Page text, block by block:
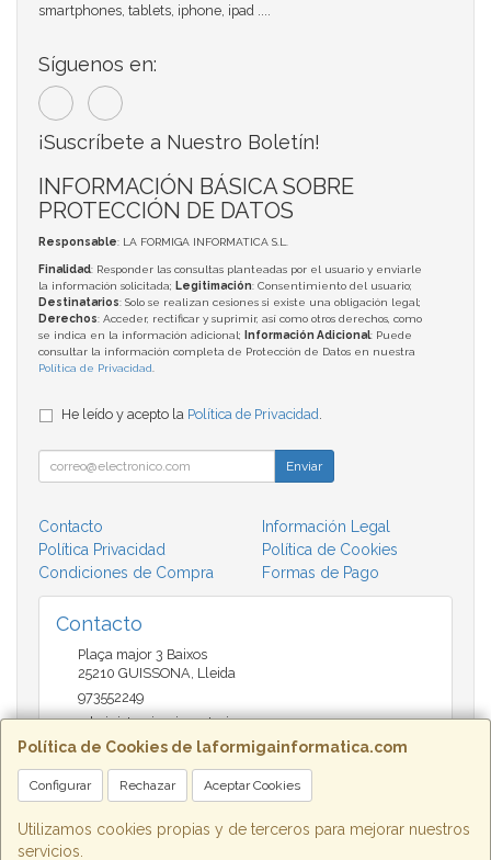
Política de Cookies de laformigainformatica.com
Configurar Rechazar Aceptar Cookies
Utilizamos cookies propias y de terceros para mejorar nuestros
servicios.
smartphones, tablets, iphone, ipad ....
Síguenos en:
¡Suscríbete a Nuestro Boletín!
INFORMACIÓN BÁSICA SOBRE
PROTECCIÓN DE DATOS
Responsable: LA FORMIGA INFORMATICA S.L.
Finalidad: Responder las consultas planteadas por el usuario y enviarle
la información solicitada; Legitimación: Consentimiento del usuario;
Destinatarios: Solo se realizan cesiones si existe una obligación legal;
Derechos: Acceder, rectificar y suprimir, así como otros derechos, como
se indica en la información adicional;
Información Adicional: Puede
consultar la información completa de Protección de Datos en nuestra
Política de Privacidad
He leído y acepto la Política de Privacidad
Enviar
Contacto
Información Legal
Política Privacidad
Política de Cookies
Condiciones de Compra
Formas de Pago
Contacto
Plaça major 3 Baixos
25210 GUISSONA Lleida
973552249
administracio@insectari.com
Horario
Matí de 9 a 13:30 - Tarda 17 a 20:30